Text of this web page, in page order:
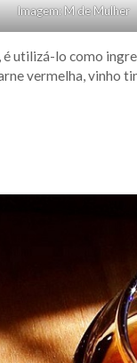
Imagem: M de Mulher
utilizá-lo como
vermelha, vinho